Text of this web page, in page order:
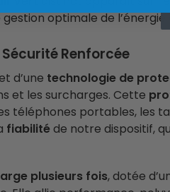
optimale de
Renforcée
d’une technologie de
et les surcharges. Cette
téléphones portables, les
fiabilité de notre dispositif,
plusieurs fois, dotée